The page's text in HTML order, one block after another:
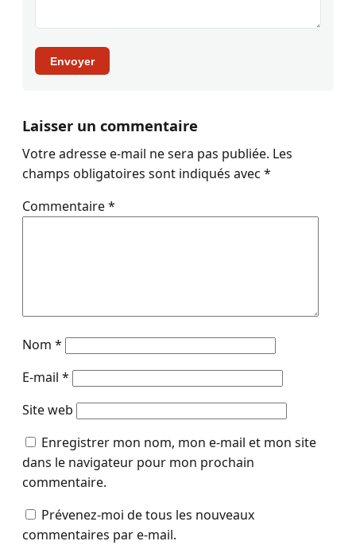
Envoyer
Laisser un commentaire
Votre adresse e-mail ne sera pas publiée. Les
champs obligatoires sont indiqués avec *
Commentaire*
Nom *
E-mail *
Site web
Enregistrer mon nom, mon e-mail et mon site
dans le navigateur pour mon prochain
commentaire.
Prévenez-moi de tous les nouveaux
commentaires par e-mail.